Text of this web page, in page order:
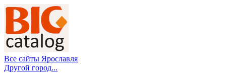
Все сайты Ярославля
Другой город...